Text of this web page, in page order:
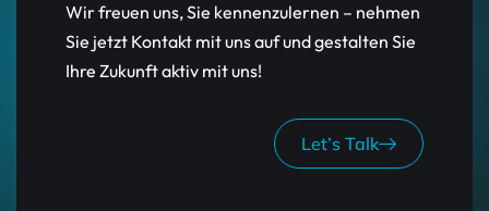
Wir freuen uns, Sie kennenzulernen – nehmen
Sie jetzt Kontakt mit uns auf und gestalten Sie
Ihre Zukunft aktiv mit uns!
Let’s Talk